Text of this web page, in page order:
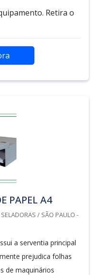
Retira o
PAPEL A4
/ SÃO PAULO -
a serventia principal
prejudica folhas
de maquinários